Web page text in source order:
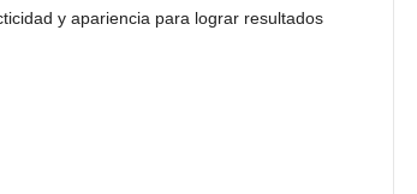
y apariencia para lograr resultados